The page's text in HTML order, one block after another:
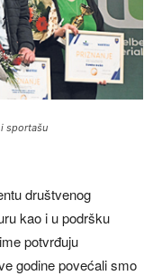
sportašu
društvenog
kao i u podršku
potvrđuju
godine povećali smo